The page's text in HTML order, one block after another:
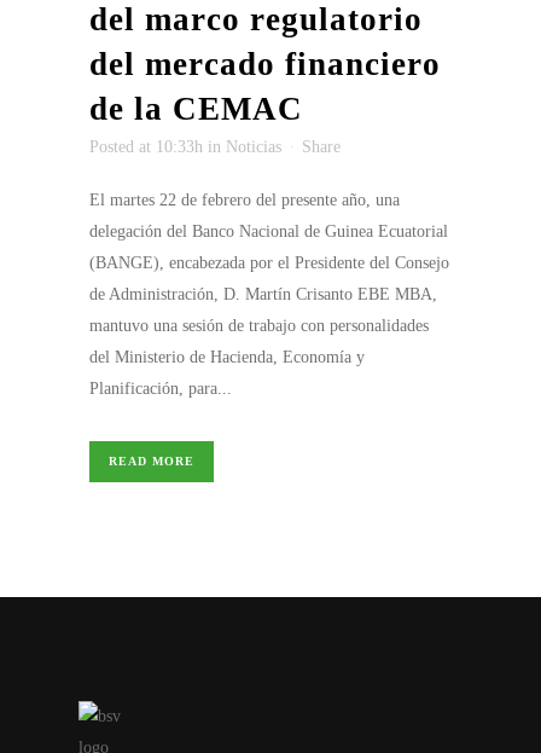
del marco regulatorio
del mercado financiero
de la CEMAC
Posted at 10:33h in Noticias Share
El martes 22 de febrero del presente año, una
delegación del Banco Nacional de Guinea Ecuatorial
(BANGE), encabezada por el Presidente del Consejo
de Administración, D. Martín Crisanto EBE MBA,
mantuvo una sesión de trabajo con personalidades
del Ministerio de Hacienda, Economía y
Planificación, para...
READ MORE